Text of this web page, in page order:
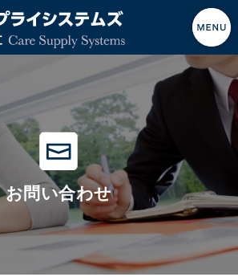
お問い合わせ